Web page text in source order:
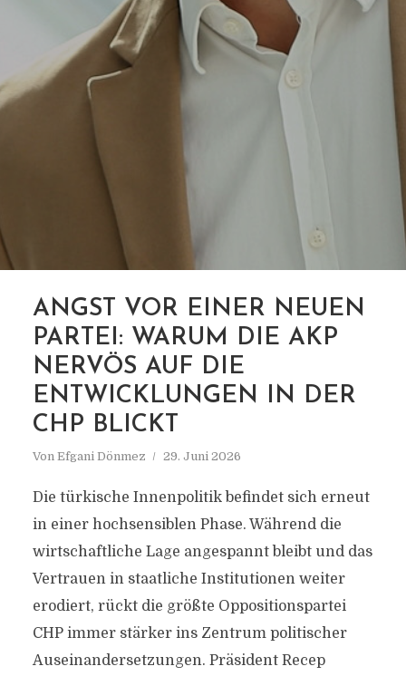
MARKIERUNG
TÜRKISCHE
INNENPOLITIK
ANGST VOR EINER NEUEN
PARTEI: WARUM DIE AKP
NERVÖS AUF DIE
ENTWICKLUNGEN IN DER
CHP BLICKT
Von Efgani Dönmez 29. Juni 2026
Die türkische Innenpolitik befindet sich erneut
in einer hochsensiblen Phase. Während die
wirtschaftliche Lage angespannt bleibt und das
Vertrauen in staatliche Institutionen weiter
erodiert, rückt die größte Oppositionspartei
CHP immer stärker ins Zentrum politischer
Auseinandersetzungen. Präsident Recep